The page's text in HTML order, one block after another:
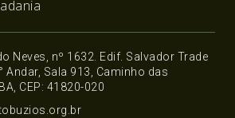
Neves, nº 1632. Edif. Salvador Trade
Andar, Sala 913, Caminho das
CEP: 41820-020